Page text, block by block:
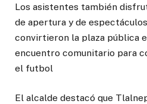
Los asistentes también
de apertura y de
convirtieron la plaza pública
encuentro comunitario para
el futbol
El alcalde destacó que